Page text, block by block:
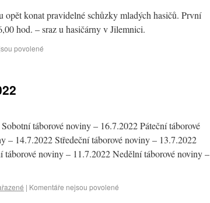
opět konat pravidelné schůzky mladých hasičů. První
hod. – sraz u hasičárny v Jilemnici.
povolené
táborové noviny – 16.7.2022 Páteční táborové
– 14.7.2022 Středeční táborové noviny – 13.7.2022
noviny – 11.7.2022 Nedělní táborové noviny –
| Komentáře nejsou povolené